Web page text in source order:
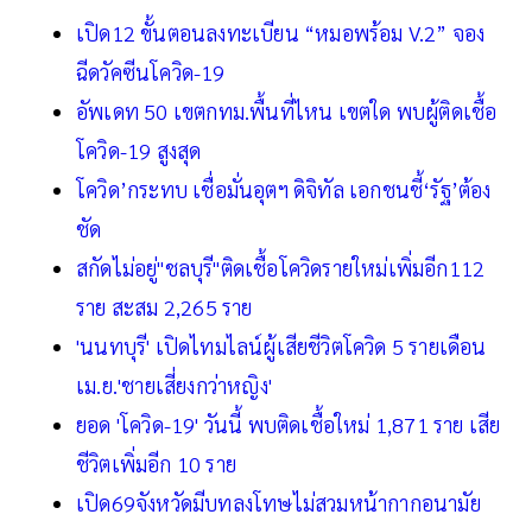
เปิด12 ขั้นตอนลงทะเบียน “หมอพร้อม V.2” จอง
ฉีดวัคซีนโควิด-19
อัพเดท 50 เขตกทม.พื้นที่ไหน เขตใด พบผู้ติดเชื้อ
โควิด-19 สูงสุด
โควิด’กระทบ เชื่อมั่นอุตฯ ดิจิทัล เอกชนชี้‘รัฐ’ต้อง
ชัด
สกัดไม่อยู่"ชลบุรี"ติดเชื้อโควิดรายใหม่เพิ่มอีก112
ราย สะสม 2,265 ราย
'นนทบุรี' เปิดไทมไลน์ผู้เสียชีวิตโควิด 5 รายเดือน
เม.ย.'ชายเสี่ยงกว่าหญิง'
ยอด 'โควิด-19' วันนี้ พบติดเชื้อใหม่ 1,871 ราย เสีย
ชีวิตเพิ่มอีก 10 ราย
เปิด69จังหวัดมีบทลงโทษไม่สวมหน้ากากอนามัย